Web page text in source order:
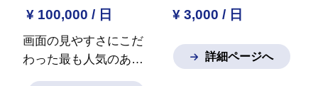
X19
¥ 100,000 / 日
画面の見やすさにこだ
わった最も人気のある
コストパフォーマンス
to SDI
¥ 3,000 / 日
詳細ページへ